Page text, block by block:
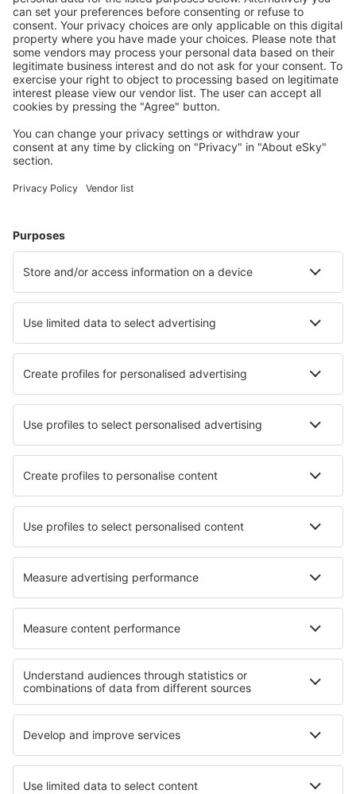
Bespaar meer
Reisaanbiedingen en speciale aanbiedingen voor
geregistreerde gebruikers.
Accommodaties die u bevallen
Kies uit meer dan 1,3 miljoen accommodaties: hotels,
Meest gezochte hotels door eSky-gebruikers
Hotels in Westerland Hotels in Grömitz
Hotels in Heringsdorf Hotels in Keulen Hotels in Born
Hotels in Stein Hotels in Bischofswiesen
Beste hotels - steden
Hotels Kjellasviki Hotels in Ivrea Hotels in Punta Gorda
Hotels in Aurel Hotels in Seoel Hotels in Robion
Hotels Three Lakes
Beste hotels - regio's
Hotels in Lake Constance Hotels on East Frisian Islands
Hotels in Black Forest Hotels in Saxony
Hotels in Bavaria Hotels op de Malediven
Hotels op Sint Maarten Hotels in Tsjechië
Hotels in Nationaal park Magura Hotels aan de Costa de la Luz